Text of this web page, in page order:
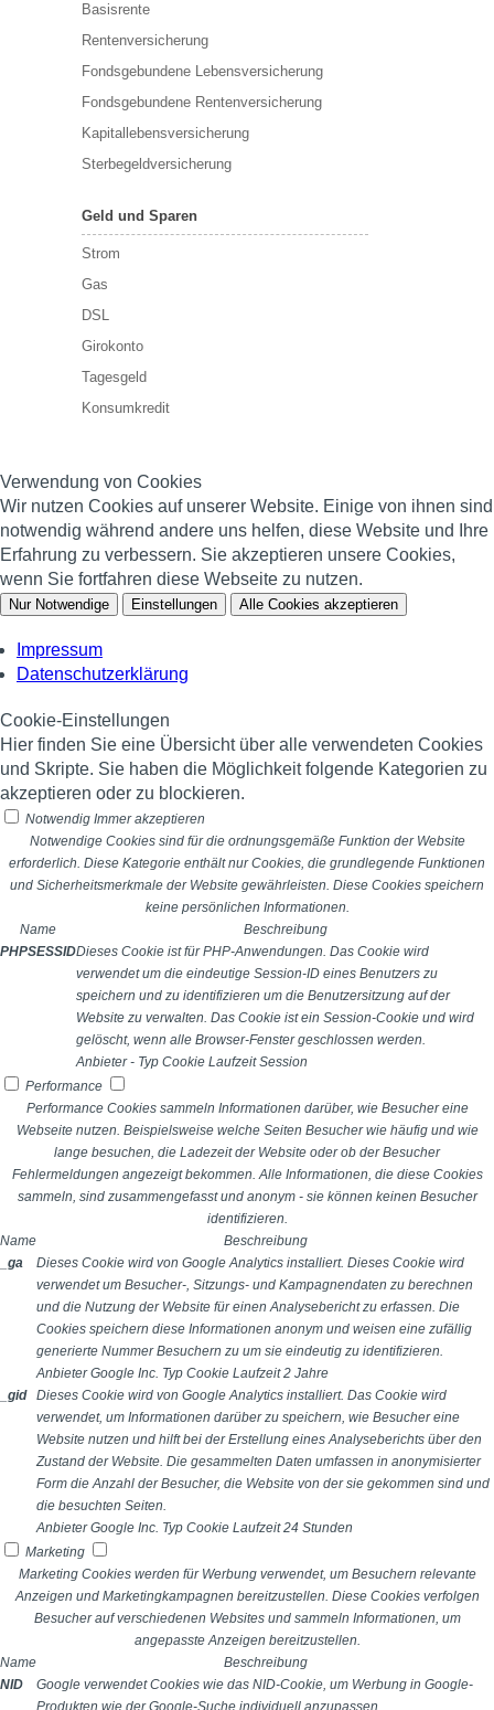
Basisrente
Rentenversicherung
Fondsgebundene Lebensversicherung
Fondsgebundene Rentenversicherung
Kapitallebensversicherung
Sterbegeldversicherung
Geld und Sparen
Strom
Gas
DSL
Girokonto
Tagesgeld
Konsumkredit
Verwendung von Cookies
Wir nutzen Cookies auf unserer Website. Einige von ihnen sind
notwendig während andere uns helfen, diese Website und Ihre
Erfahrung zu verbessern. Sie akzeptieren unsere Cookies,
wenn Sie fortfahren diese Webseite zu nutzen.
Nur Notwendige Einstellungen Alle Cookies akzeptieren
Impressum
Datenschutzerklärung
Cookie-Einstellungen
Hier finden Sie eine Übersicht über alle verwendeten Cookies
und Skripte. Sie haben die Möglichkeit folgende Kategorien zu
akzeptieren oder zu blockieren.
Notwendig Immer akzeptieren
Notwendige Cookies sind für die ordnungsgemäße Funktion der Website
erforderlich. Diese Kategorie enthält nur Cookies, die grundlegende Funktionen
und Sicherheitsmerkmale der Website gewährleisten. Diese Cookies speichern
keine persönlichen Informationen.
Name
Beschreibung
PHPSESSIDDieses Cookie ist für PHP-Anwendungen. Das Cookie wird
verwendet um die eindeutige Session-ID eines Benutzers zu
speichern und zu identifizieren um die Benutzersitzung auf der
Website zu verwalten. Das Cookie ist ein Session-Cookie und wird
gelöscht, wenn alle Browser-Fenster geschlossen werden.
Anbieter - Typ Cookie Laufzeit Session
Performance
Performance Cookies sammeln Informationen darüber, wie Besucher eine
Webseite nutzen. Beispielsweise welche Seiten Besucher wie häufig und wie
lange besuchen, die Ladezeit der Website oder ob der Besucher
Fehlermeldungen angezeigt bekommen. Alle Informationen, die diese Cookies
sammeln, sind zusammengefasst und anonym - sie können keinen Besucher
identifizieren.
Name
Beschreibung
_ga
Dieses Cookie wird von Google Analytics installiert. Dieses Cookie wird
verwendet um Besucher-, Sitzungs- und Kampagnendaten zu berechnen
und die Nutzung der Website für einen Analysebericht zu erfassen. Die
Cookies speichern diese Informationen anonym und weisen eine zufällig
generierte Nummer Besuchern zu um sie eindeutig zu identifizieren.
Anbieter Google Inc. Typ Cookie Laufzeit 2 Jahre
_gid
Dieses Cookie wird von Google Analytics installiert. Das Cookie wird
verwendet, um Informationen darüber zu speichern, wie Besucher eine
Website nutzen und hilft bei der Erstellung eines Analyseberichts über den
Zustand der Website. Die gesammelten Daten umfassen in anonymisierter
Form die Anzahl der Besucher, die Website von der sie gekommen sind und
die besuchten Seiten.
Anbieter Google Inc. Typ Cookie Laufzeit 24 Stunden
Marketing
Marketing Cookies werden für Werbung verwendet, um Besuchern relevante
Anzeigen und Marketingkampagnen bereitzustellen. Diese Cookies verfolgen
Besucher auf verschiedenen Websites und sammeln Informationen, um
angepasste Anzeigen bereitzustellen.
Name
Beschreibung
NID
Google verwendet Cookies wie das NID-Cookie, um Werbung in Google-
Produkten wie der Google-Suche individuell anzupassen.